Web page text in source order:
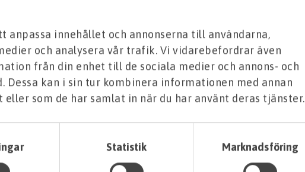
innehållet och annonserna till användarna,
och analysera vår trafik. Vi vidarebefordrar även
från din enhet till de sociala medier och annons- och
Dessa kan i sin tur kombinera informationen med annan
som de har samlat in när du har använt deras tjänster.
Statistik Marknadsföring